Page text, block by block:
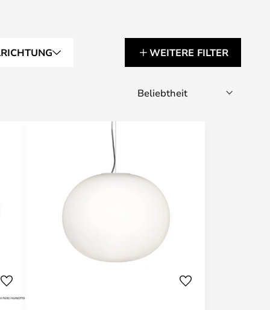
WEITERE FILTER